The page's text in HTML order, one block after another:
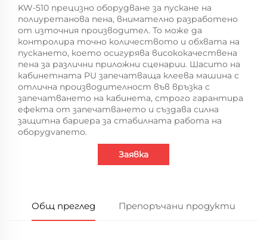
KW-510 прецизно оборудване за пускане на
полиуретанова пена, внимателно разработено
от източния производител. То може да
контролира точно количеството и обхвата на
пускането, което осигурява висококачествена
пена за различни приложни сценарии. Шасито на
кабинетната PU запечатваща клеева машина с
отлична производителност във връзка с
запечатването на кабинета, строго гарантира
ефекта от запечатването и създава силна
защитна бариера за стабилната работа на
оборудvanето.
Заявка
Общ преглед Препоръчани продукти